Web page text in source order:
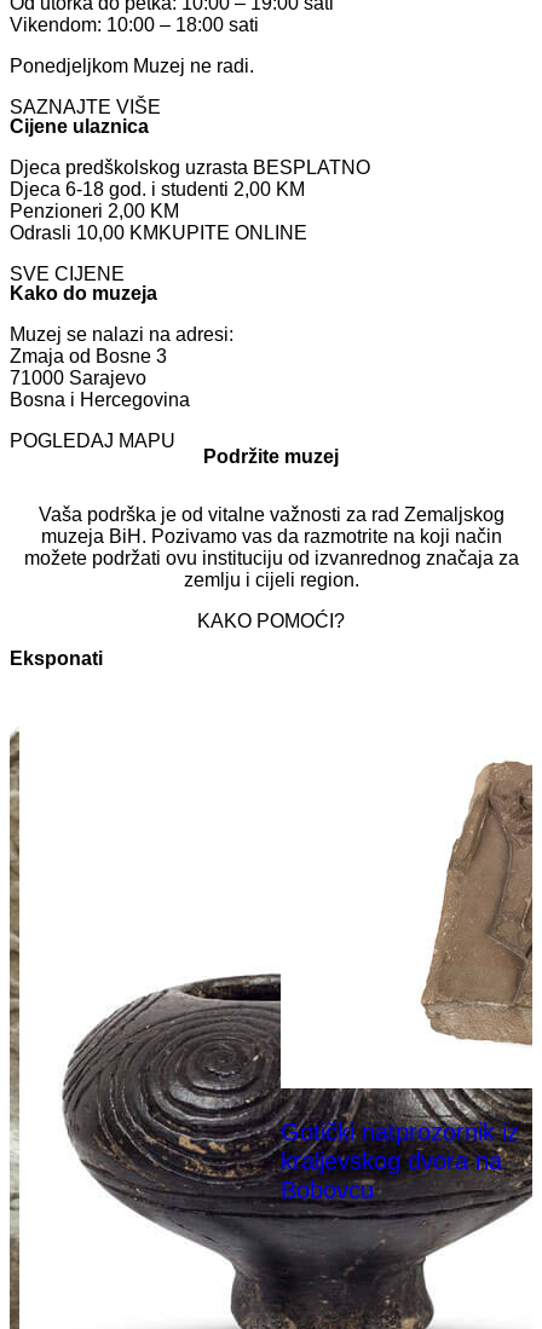
Vikendom: 10:00 – 18:00 sati
Ponedjeljkom Muzej ne radi.
SAZNAJTE VIŠE
Cijene ulaznica
Djeca predškolskog uzrasta BESPLATNO
Djeca 6-18 god. i studenti 2,00 KM
Penzioneri 2,00 KM
Odrasli 10,00 KM KUPITE ONLINE
SVE CIJENE
Kako do muzeja
Muzej se nalazi na adresi:
Zmaja od Bosne 3
71000 Sarajevo
Bosna i Hercegovina
POGLEDAJ MAPU
Podržite muzej
Vaša podrška je od vitalne važnosti za rad Zemaljskog
muzeja BiH. Pozivamo vas da razmotrite na koji način
možete podržati ovu instituciju od izvanrednog značaja za
zemlju i cijeli region.
KAKO POMOĆI?
Eksponati
Gotički natprozornik iz
kraljevskog dvora na
Bobovcu